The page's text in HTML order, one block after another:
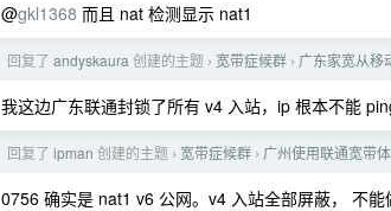
@gkl1368 而且 nat 检测显示 nat1
回复了 andyskaura 创建的主题 › 宽带症候群 › 广东家宽从移
我这边广东联通封锁了所有 v4 入站，ip 根本不能
回复了 ipman 创建的主题 › 宽带症候群 › 广州使用联通宽带体
0756 确实是 nat1 v6 公网。v4 入站全部屏蔽， 不能